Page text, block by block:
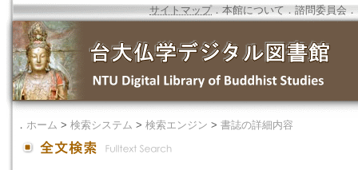
サイトマップ．本館について ． 諮問委員会 ．
． ホーム > 検索システム > 検索エンジン > 書誌の詳細内容